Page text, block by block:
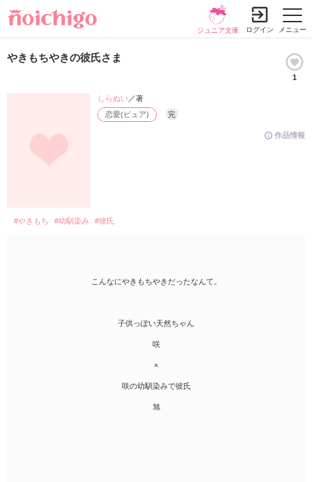
メニュー
ジュニア文庫 ログイン
やきもちやきの彼氏さま
1
作品情報
恋愛(ピュア) 完
しらぬい／著
#やきもち #幼馴染み #彼氏
こんなにやきもちやきだったなんて。
子供っぽい天然ちゃん
咲
×
咲の幼馴染みで彼氏
旭